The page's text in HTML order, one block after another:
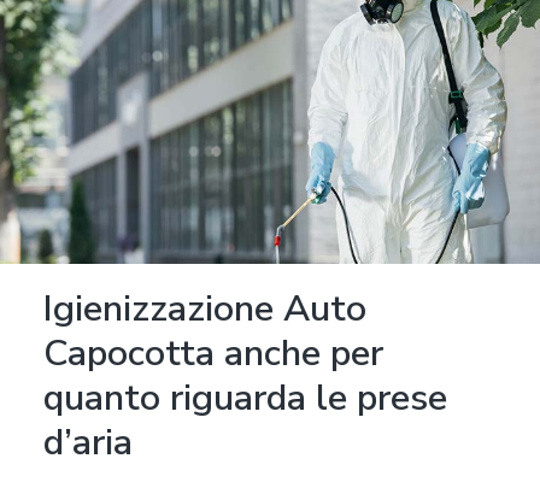
Igienizzazione Auto
Capocotta anche per
quanto riguarda le prese
d’aria